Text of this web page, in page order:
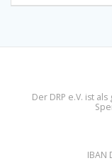
Der DRP e.V. ist
IBAN